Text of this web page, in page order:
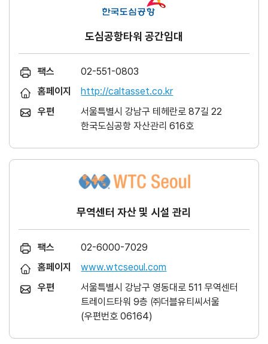
도심공항타워 공간임대
팩스
02-551-0803
홈페이지
http://caltasset.co.kr
우편
서울특별시 강남구 테헤란로 87길 22
한국도심공항 자산관리 616호
무역센터 자산 및 시설 관리
팩스
02-6000-7029
홈페이지
www.wtcseoul.com
우편
서울특별시 강남구 영동대로 511 무역센터
트레이드타워 9층 ㈜더블유티씨서울
(우편번호 06164)